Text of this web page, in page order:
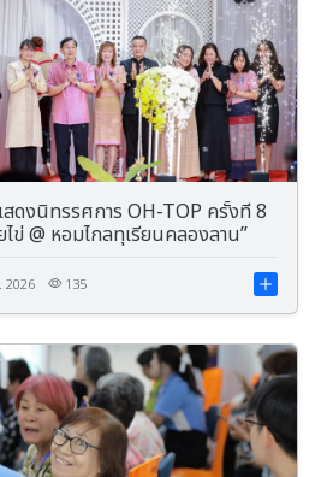
ดงนิทรรศการ OH-TOP ครั้งที่ 8
ข่ @ หอมไกลทุเรียนคลองลาน”
2026 135